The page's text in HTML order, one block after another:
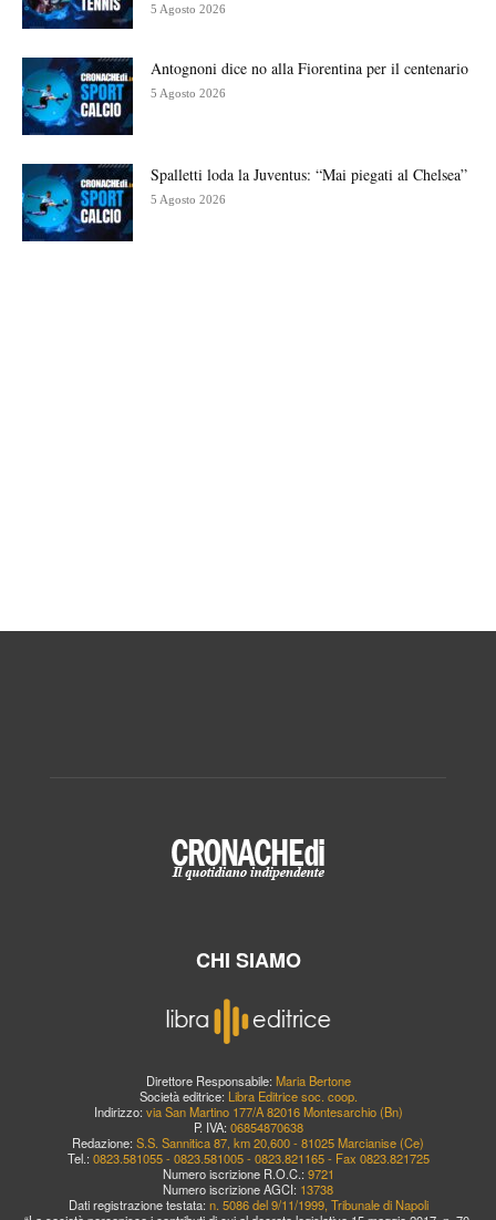
5 Agosto 2026
Antognoni dice no alla Fiorentina per il centenario
5 Agosto 2026
Spalletti loda la Juventus: “Mai piegati al Chelsea”
5 Agosto 2026
CHI SIAMO
Direttore Responsabile: Maria Bertone
Società editrice: Libra Editrice soc. coop.
Indirizzo: via San Martino 177/A 82016 Montesarchio (Bn)
P. IVA: 06854870638
Redazione: S.S. Sannitica 87, km 20,600 - 81025 Marcianise (Ce)
Tel.: 0823.581055 - 0823.581005 - 0823.821165 - Fax 0823.821725
Numero iscrizione R.O.C.: 9721
Numero iscrizione AGCI: 13738
Dati registrazione testata: n. 5086 del 9/11/1999, Tribunale di Napoli